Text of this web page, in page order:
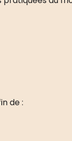
de :